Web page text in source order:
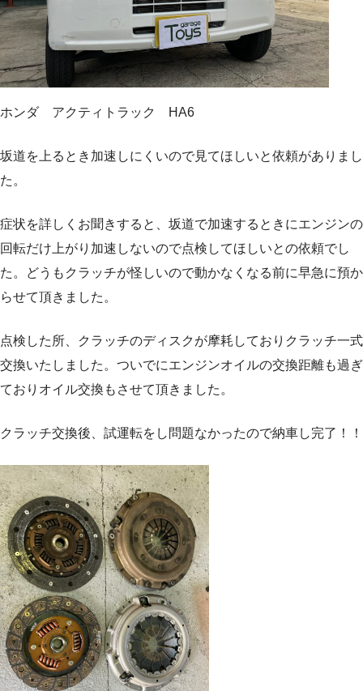
ホンダ アクティトラック HA6
坂道を上るとき加速しにくいので見てほしいと依頼がありまし
た。
症状を詳しくお聞きすると、坂道で加速するときにエンジンの
回転だけ上がり加速しないので点検してほしいとの依頼でし
た。どうもクラッチが怪しいので動かなくなる前に早急に預か
らせて頂きました。
点検した所、クラッチのディスクが摩耗しておりクラッチ一式
交換いたしました。ついでにエンジンオイルの交換距離も過ぎ
ておりオイル交換もさせて頂きました。
クラッチ交換後、試運転をし問題なかったので納車し完了！！